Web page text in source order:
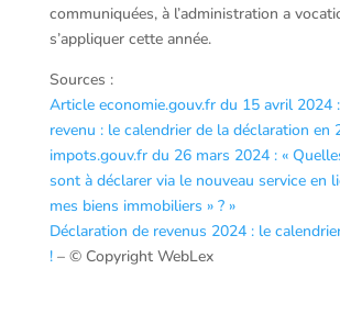
communiquées, à l’administration a
s’appliquer cette année.
Sources :
Article economie.gouv.fr du 15 avril 2024
revenu : le calendrier de la déclaration en
impots.gouv.fr du 26 mars 2024 : «
sont à déclarer via le nouveau service en
mes biens immobiliers » ? »
Déclaration de revenus 2024 : le
!– © Copyright WebLex